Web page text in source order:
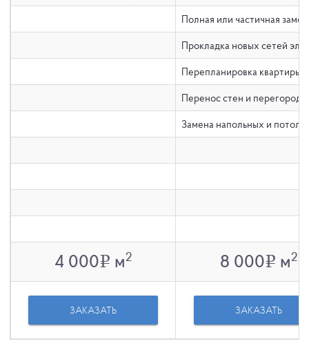
Полная или частичная
Прокладка новых сетей
Перепланировка квартиры
Перенос стен и
Замена напольных и
4 000v м2 8 000v м2
ЗАКАЗАТЬ ЗАКАЗАТЬ